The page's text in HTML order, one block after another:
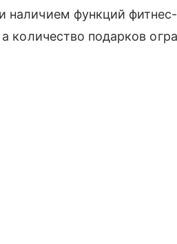
функций фитнес-
количество подарков